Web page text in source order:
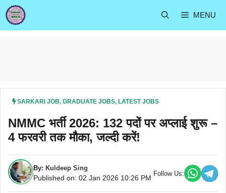
Skip
to
content
MENU
SARKARI JOB, GRADUATE JOBS, LATEST JOBS
NMMC भर्ती 2026: 132 पदों पर अप्लाई शुरू –
4 फरवरी तक मौका, जल्दी करें!
By: Kuldeep Sing
Published on: 02 Jan 2026 10:26 PM
Follow Us: